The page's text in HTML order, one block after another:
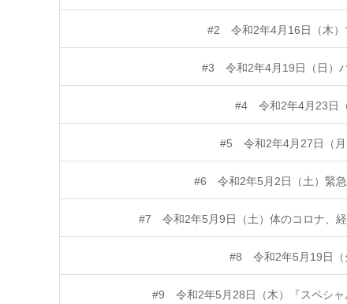
#2 令和2年4月16日（木）
#3 令和2年4月19日（日）
#4 令和2年4月23日
#5 令和2年4月27日（月
#6 令和2年5月2日（土）緊急
#7 令和2年5月9日（土）体のコロナ、
#8 令和2年5月19日（
#9 令和2年5月28日（木）『スペシャ